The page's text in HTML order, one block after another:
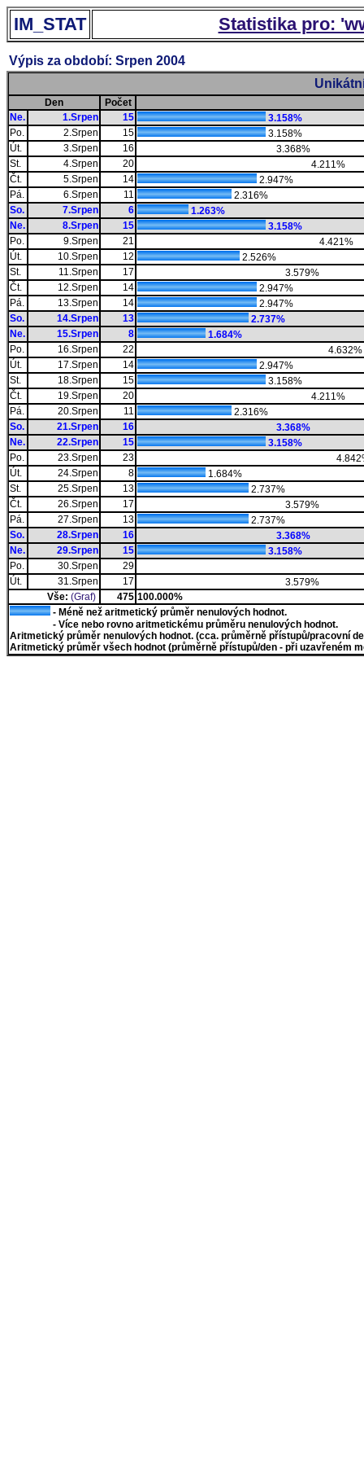
IM_STAT Statistika pro:
Výpis za období: Srpen 2004
Den
Počet
Ne.
1.Srpen 15
3.158%
Po.
2.Srpen 15
3.158%
Út.
3.Srpen 16
3.368%
St.
4.Srpen 20
4.211%
Čt.
5.Srpen 14
2.947%
Pá.
6.Srpen 11
2.316%
So.
7.Srpen 6
1.263%
Ne.
8.Srpen 15
3.158%
Po.
9.Srpen 21
4.421%
Út.
10.Srpen 12
2.526%
St.
11.Srpen 17
3.579%
Čt.
12.Srpen 14
2.947%
Pá.
13.Srpen 14
2.947%
So.
14.Srpen 13
2.737%
Ne.
15.Srpen 8
1.684%
Po.
16.Srpen 22
4.632%
Út.
17.Srpen 14
2.947%
St.
18.Srpen 15
3.158%
Čt.
19.Srpen 20
4.211%
Pá.
20.Srpen 11
2.316%
So.
21.Srpen 16
3.368%
Ne.
22.Srpen 15
3.158%
Po.
23.Srpen 23
Út.
24.Srpen 8
1.684%
St.
25.Srpen 13
2.737%
Čt.
26.Srpen 17
3.579%
Pá.
27.Srpen 13
2.737%
So.
28.Srpen 16
3.368%
Ne.
29.Srpen 15
3.158%
Po.
30.Srpen
29
Út.
31.Srpen 17
3.579%
Vše: (Graf) 475 100.000%
- Méně než aritmetický průměr nenulových hodnot.
- Více nebo rovno aritmetickému průměru nenulových hodnot.
Aritmetický průměr nenulových hodnot. (cca. průměrně přístupů/pracovní
Aritmetický průměr všech hodnot (průměrně přístupů/den - při uzavřeném